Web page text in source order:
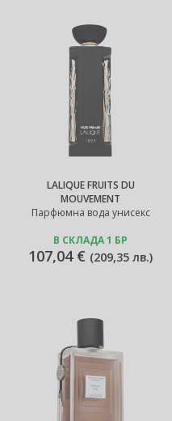
LALIQUE FRUITS DU
MOUVEMENT
Парфюмна вода унисекс
В СКЛАДА 1 БР
107,04 € (209,35 лв.)